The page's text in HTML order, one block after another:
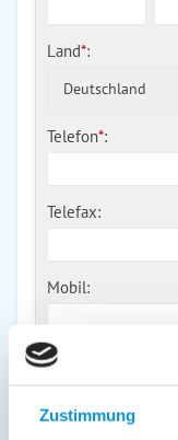
Zustimmung
Land*:
Deutschland
Telefon*:
Telefax:
Mobil:
E-Mail: